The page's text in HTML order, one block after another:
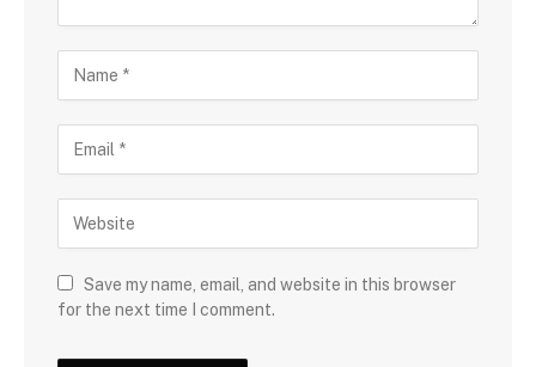
Save my name, email, and website in this browser
for the next time I comment.